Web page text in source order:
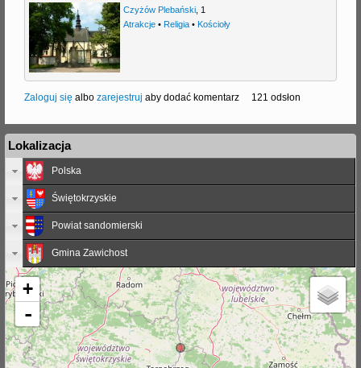
Czyżów Plebański, 1
Atrakcje• Religia• Kościoły
Zaloguj się albo zarejestruj aby dodać komentarz 121 odsłon
Lokalizacja
Polska
Świętokrzyskie
Powiat sandomierski
Gmina Zawichost
+
-